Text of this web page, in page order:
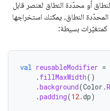
أو محدّدة النطاق لعنصر قابل
النطاق، يمكنك استخراجها
كمتغيّرات بسيطة:
val reusableModifier =
. fillMaxWidth()
.background(Color .
.padding(12.dp)